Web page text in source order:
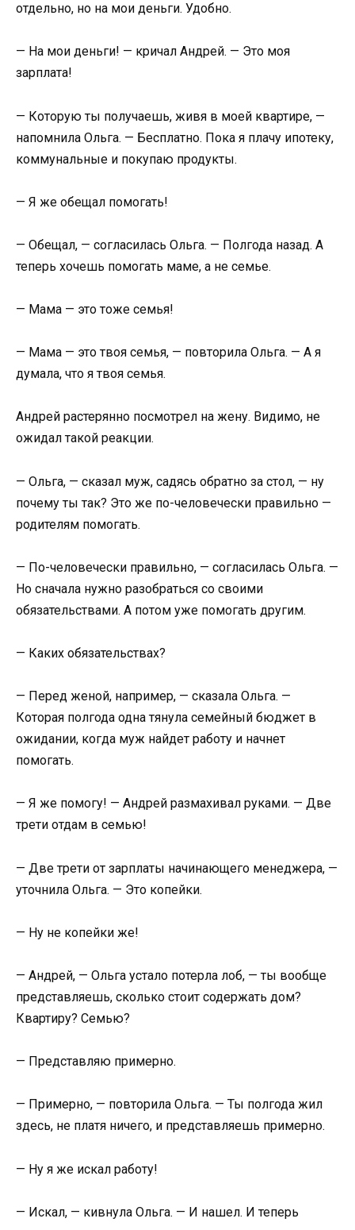
отдельно, но на мои деньги. Удобно.
— На мои деньги! — кричал Андрей. — Это моя
зарплата!
— Которую ты получаешь, живя в моей квартире, —
напомнила Ольга. — Бесплатно. Пока я плачу ипотеку,
коммунальные и покупаю продукты.
— Я же обещал помогать!
— Обещал, — согласилась Ольга. — Полгода назад. А
теперь хочешь помогать маме, а не семье.
— Мама — это тоже семья!
— Мама — это твоя семья, — повторила Ольга. — А я
думала, что я твоя семья.
Андрей растерянно посмотрел на жену. Видимо, не
ожидал такой реакции.
— Ольга, — сказал муж, садясь обратно за стол, — ну
почему ты так? Это же по-человечески правильно —
родителям помогать.
— По-человечески правильно, — согласилась Ольга. —
Но сначала нужно разобраться со своими
обязательствами. А потом уже помогать другим.
— Каких обязательствах?
— Перед женой, например, — сказала Ольга. —
Которая полгода одна тянула семейный бюджет в
ожидании, когда муж найдет работу и начнет
помогать.
— Я же помогу! — Андрей размахивал руками. — Две
трети отдам в семью!
— Две трети от зарплаты начинающего менеджера, —
уточнила Ольга. — Это копейки.
— Ну не копейки же!
— Андрей, — Ольга устало потерла лоб, — ты вообще
представляешь, сколько стоит содержать дом?
Квартиру? Семью?
— Представляю примерно.
— Примерно, — повторила Ольга. — Ты полгода жил
здесь, не платя ничего, и представляешь примерно.
— Ну я же искал работу!
— Искал, — кивнула Ольга. — И нашел. И теперь